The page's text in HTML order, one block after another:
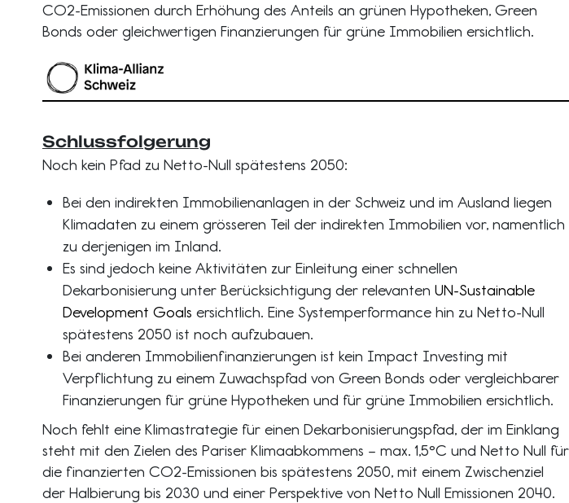
CO2-Emissionen durch Erhöhung des Anteils an grünen Hypotheken, Green
Bonds oder gleichwertigen Finanzierungen für grüne Immobilien ersichtlich.
Schlussfolgerung
Noch kein Pfad zu Netto-Null spätestens 2050:
Bei den indirekten Immobilienanlagen in der Schweiz und im Ausland liegen
Klimadaten zu einem grösseren Teil der indirekten Immobilien vor, namentlich
zu derjenigen im Inland.
Es sind jedoch keine Aktivitäten zur Einleitung einer schnellen
Dekarbonisierung unter Berücksichtigung der relevanten UN-Sustainable
Development Goals ersichtlich. Eine Systemperformance hin zu Netto-Null
spätestens 2050 ist noch aufzubauen.
Bei anderen Immobilienfinanzierungen ist kein Impact Investing mit
Verpflichtung zu einem Zuwachspfad von Green Bonds oder vergleichbarer
Finanzierungen für grüne Hypotheken und für grüne Immobilien ersichtlich.
Noch fehlt eine Klimastrategie für einen Dekarbonisierungspfad, der im Einklang
steht mit den Zielen des Pariser Klimaabkommens – max. 1,5°C und Netto Null für
die finanzierten CO2-Emissionen bis spätestens 2050, mit einem Zwischenziel
der Halbierung bis 2030 und einer Perspektive von Netto Null Emissionen 2040.